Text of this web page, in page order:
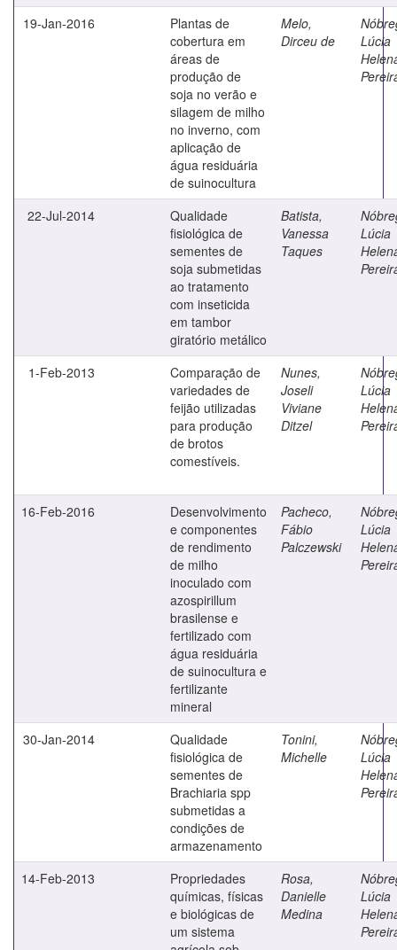
19-Jan-2016
Plantas de
cobertura em
áreas de
produção de
soja no verão e
silagem de milho
no inverno, com
aplicação de
água residuária
de suinocultura
Melo,
Dirceu de
Lúcia
22-Jul-2014
Qualidade
fisiológica de
sementes de
soja submetidas
ao tratamento
com inseticida
em tambor
giratório metálico
Batista,
Vanessa
Taques
Lúcia
1-Feb-2013
Comparação de
variedades de
feijão utilizadas
para produção
de brotos
comestíveis.
Nunes,
Joseli
Viviane
Ditzel
Lúcia
16-Feb-2016
Desenvolvimento
e componentes
de rendimento
de milho
inoculado com
azospirillum
brasilense e
fertilizado com
água residuária
de suinocultura e
fertilizante
mineral
Pacheco,
Fábio
Palczewski
Lúcia
30-Jan-2014
Qualidade
fisiológica de
sementes de
Brachiaria spp
submetidas a
condições de
armazenamento
Tonini,
Michelle
Lúcia
14-Feb-2013
Propriedades
químicas, físicas
e biológicas de
um sistema
Rosa,
Danielle
Medina
Lúcia